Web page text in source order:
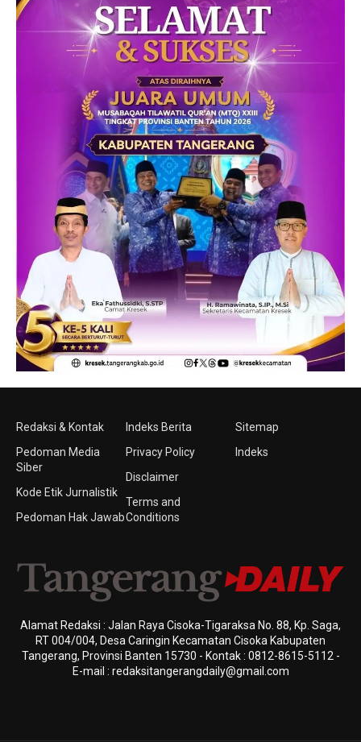
Redaksi & Kontak
Pedoman Media
Siber
Kode Etik Jurnalistik
Pedoman Hak Jawab
Indeks Berita
Privacy Policy
Disclaimer
Terms and
Conditions
Sitemap
Indeks
Alamat Redaksi : Jalan Raya Cisoka-Tigaraksa No. 88, Kp. Saga,
RT 004/004, Desa Caringin Kecamatan Cisoka Kabupaten
Tangerang, Provinsi Banten 15730 - Kontak : 0812-8615-5112 -
E-mail : redaksitangerangdaily@gmail.com